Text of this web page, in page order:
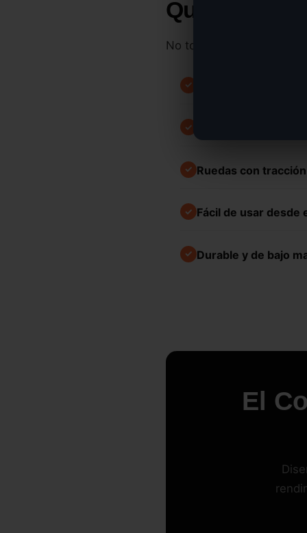
Qué debes
No todos los RC
✓
✓
✓ Ruedas con
✓ Fácil de usar desde
✓ Durable y de bajo
El